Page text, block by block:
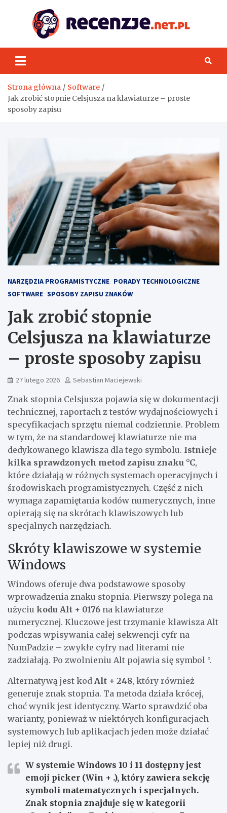
Strona główna
Software
Jak zrobić stopnie Celsjusza na klawiaturze – proste
sposoby zapisu
NARZĘDZIA PROGRAMISTYCZNE PORADY TECHNOLOGICZNE
SOFTWARE SPOSOBY ZAPISU ZNAKÓW
Jak zrobić stopnie
Celsjusza na klawiaturze
– proste sposoby zapisu
27 lutego 2026 Sebastian Maciejewski
Znak stopnia Celsjusza pojawia się w dokumentacji
technicznej, raportach z testów wydajnościowych i
specyfikacjach sprzętu niemal codziennie. Problem
w tym, że na standardowej klawiaturze nie ma
dedykowanego klawisza dla tego symbolu. Istnieje
kilka sprawdzonych metod zapisu znaku °C,
które działają w różnych systemach operacyjnych i
środowiskach programistycznych. Część z nich
wymaga zapamiętania kodów numerycznych, inne
opierają się na skrótach klawiszowych lub
specjalnych narzędziach.
Skróty klawiszowe w systemie
Windows
Windows oferuje dwa podstawowe sposoby
wprowadzenia znaku stopnia. Pierwszy polega na
użyciu kodu Alt + 0176 na klawiaturze
numerycznej. Kluczowe jest trzymanie klawisza Alt
podczas wpisywania całej sekwencji cyfr na
NumPadzie – zwykłe cyfry nad literami nie
zadziałają. Po zwolnieniu Alt pojawia się symbol °.
Alternatywą jest kod Alt + 248, który również
generuje znak stopnia. Ta metoda działa krócej,
choć wynik jest identyczny. Warto sprawdzić oba
warianty, ponieważ w niektórych konfiguracjach
systemowych lub aplikacjach jeden może działać
lepiej niż drugi.
W systemie Windows 10 i 11 dostępny jest
emoji picker (Win + .), który zawiera sekcję
symboli matematycznych i specjalnych.
Znak stopnia znajduje się w kategorii